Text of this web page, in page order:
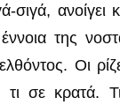
ανοίγει
της
Οι
τι σε κρατά.